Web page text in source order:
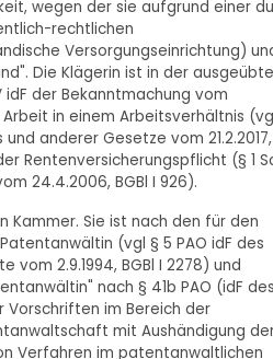
wegen der sie aufgrund einer
rechtlichen
Versorgungseinrichtung)
Die Klägerin ist in der
idF der Bekanntmachung vom
Arbeit in einem Arbeitsverhältnis
anderer Gesetze vom 21.2.2017,
Rentenversicherungspflicht (§ 1
24.4.2006, BGBl I 926).
Sie ist nach den für den
(vgl § 5 PAO idF des
2.9.1994, BGBl I 2278) und
nach § 41b PAO (idF des
Vorschriften im Bereich der
mit Aushändigung
Verfahren im patentanwaltlichen